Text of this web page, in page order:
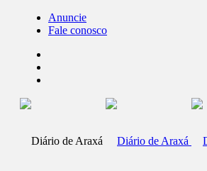
Anuncie
Fale conosco